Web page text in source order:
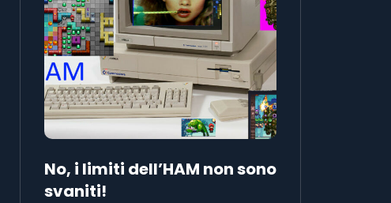
No, i limiti dell’HAM non sono
svaniti!